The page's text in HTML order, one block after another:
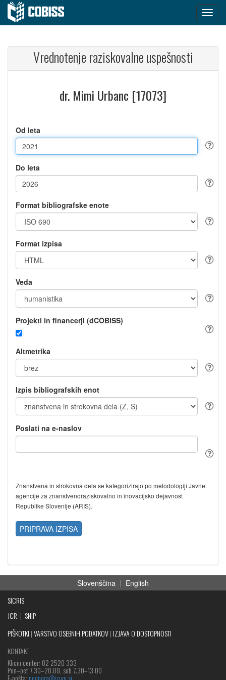
Vrednotenje raziskovalne uspešnosti
dr. Mimi Urbanc [17073]
Od leta
Do leta
Format bibliografske enote
Format izpisa
Veda
Projekti in financerji (dCOBISS)
Altmetrika
Izpis bibliografskih enot
Poslati na e-naslov
Znanstvena in strokovna dela se kategorizirajo po metodologiji Javne
agencije za znanstvenoraziskovalno in inovacijsko dejavnost
Republike Slovenije (ARIS).
PRIPRAVA IZPISA
Slovenščina | English
SICRIS
JCR | SNIP
PIŠKOTKI |VARSTVO OSEBNIH PODATKOV| IZJAVA O DOSTOPNOSTI
KONTAKT
Klicni center: 02 2520 333
Pon‒pet 7.30–20.00, sob 7.30–13.00
E-pošta: podpora@izum.si